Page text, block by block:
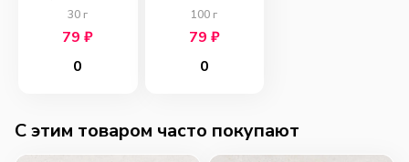
30 г
79₽
0
100 г
79 ₽
0
C этим товаром часто покупают